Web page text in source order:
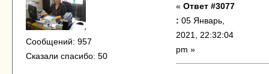
Сообщений: 957
Сказали спасибо: 50
« Ответ #3077
: 05 Январь,
2021, 22:32:04
pm »